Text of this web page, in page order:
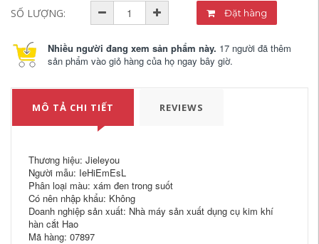
SỐ LƯỢNG: Đặt hàng
Nhiều người đang xem sản phẩm này. 17 người đã thêm
sản phẩm vào giỏ hàng của họ ngay bây giờ.
MÔ TẢ CHI TIẾT REVIEWS
Thương hiệu: Jieleyou
Người mẫu: IeHiEmEsL
Phân loại màu: xám đen trong suốt
Có nên nhập khẩu: Không
Doanh nghiệp sản xuất: Nhà máy sản xuất dụng cụ kim khí
hàn cắt Hao
Mã hàng: 07897